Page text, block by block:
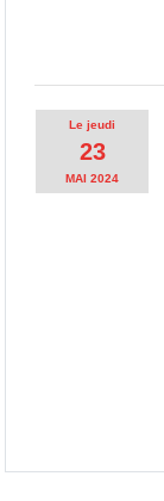
Lejeudi
23
MAI 2024